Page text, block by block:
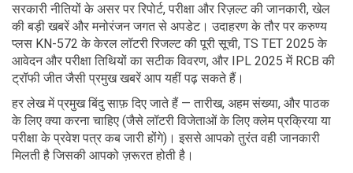
सरकारी नीतियों के असर पर रिपोर्ट, परीक्षा और रिज़ल्ट की जानकारी, खेल
की बड़ी खबरें और मनोरंजन जगत से अपडेट। उदाहरण के तौर पर करुण्य
प्लस KN-572 के केरल लॉटरी रिजल्ट की पूरी सूची, TS TET 2025 के
आवेदन और परीक्षा तिथियों का सटीक विवरण, और IPL 2025 में RCB की
ट्रॉफी जीत जैसी प्रमुख खबरें आप यहीं पढ़ सकते हैं।
हर लेख में प्रमुख बिंदु साफ़ दिए जाते हैं — तारीख, अहम संख्या, और पाठक
के लिए क्या करना चाहिए (जैसे लॉटरी विजेताओं के लिए क्लेम प्रक्रिया या
परीक्षा के प्रवेश पत्र कब जारी होंगे)। इससे आपको तुरंत वही जानकारी
मिलती है जिसकी आपको ज़रूरत होती है।